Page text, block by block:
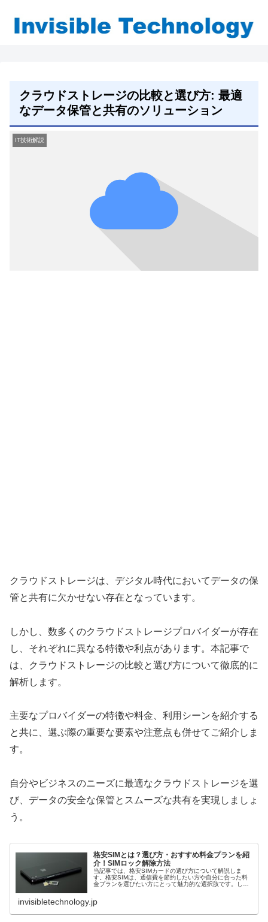
クラウドストレージの比較と選び方: 最適
なデータ保管と共有のソリューション
IT技術解説
クラウドストレージは、デジタル時代においてデータの保
管と共有に欠かせない存在となっています。
しかし、数多くのクラウドストレージプロバイダーが存在
し、それぞれに異なる特徴や利点があります。本記事で
は、クラウドストレージの比較と選び方について徹底的に
解析します。
主要なプロバイダーの特徴や料金、利用シーンを紹介する
と共に、選ぶ際の重要な要素や注意点も併せてご紹介しま
す。
自分やビジネスのニーズに最適なクラウドストレージを選
び、データの安全な保管とスムーズな共有を実現しましょ
う。
格安SIMとは？選び方・おすすめ料金プランを紹
介！SIMロック解除方法
当記事では、格安SIMカードの選び方について解説しま
す。格安SIMは、通信費を節約したい方や自分に合った料
金プランを選びたい方にとって魅力的な選択肢です。しか
invisibletechnology.jp